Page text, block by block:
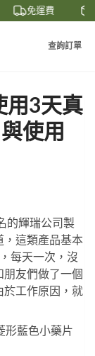
免運費
查詢訂單
用3天真
使用
的輝瑞公司製
，這類產品基本
每天一次，沒
友們做了一個
於工作原因，就
形藍色小藥片